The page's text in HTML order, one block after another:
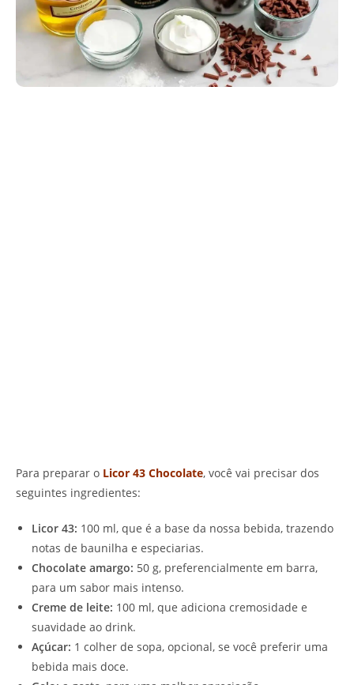
Para preparar o Licor 43 Chocolate, você vai precisar dos
seguintes ingredientes:
Licor 43: 100 ml, que é a base da nossa bebida, trazendo
notas de baunilha e especiarias.
Chocolate amargo: 50 g, preferencialmente em barra,
para um sabor mais intenso.
Creme de leite: 100 ml, que adiciona cremosidade e
suavidade ao drink.
Açúcar: 1 colher de sopa, opcional, se você preferir uma
bebida mais doce.